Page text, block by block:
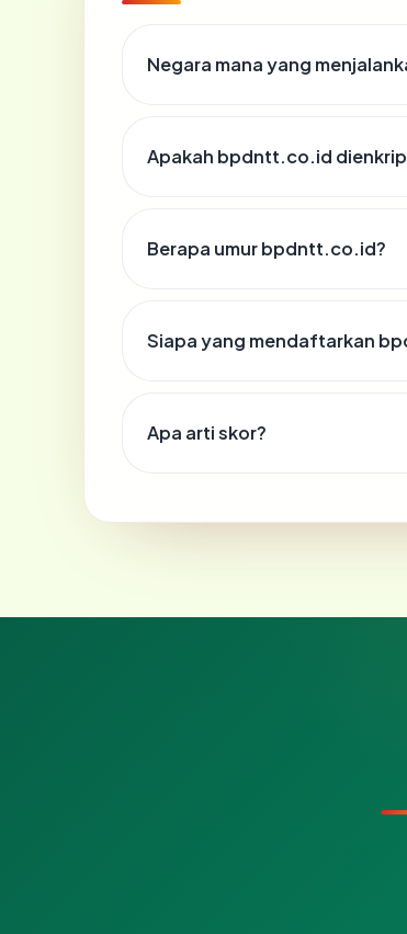
Negara mana yang
Apakah bpdntt.co.id
Berapa umur bpdntt.co.id?
Siapa yang mendaftarkan
Apa arti skor?